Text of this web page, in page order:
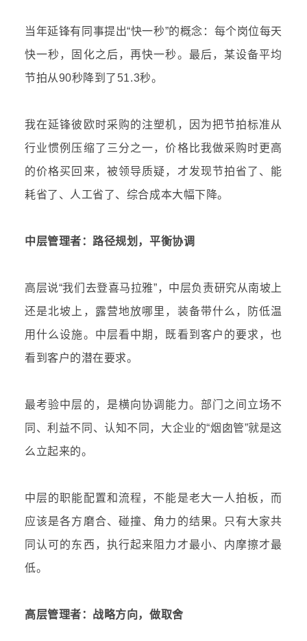
当年延锋有同事提出“快一秒”的概念：每个岗位每天
快一秒，固化之后，再快一秒。最后，某设备平均
节拍从90秒降到了51.3秒。
我在延锋彼欧时采购的注塑机，因为把节拍标准从
行业惯例压缩了三分之一，价格比我做采购时更高
的价格买回来，被领导质疑，才发现节拍省了、能
耗省了、人工省了、综合成本大幅下降。
中层管理者：路径规划，平衡协调
高层说“我们去登喜马拉雅”，中层负责研究从南坡上
还是北坡上，露营地放哪里，装备带什么，防低温
用什么设施。中层看中期，既看到客户的要求，也
看到客户的潜在要求。
最考验中层的，是横向协调能力。部门之间立场不
同、利益不同、认知不同，大企业的“烟囱管”就是这
么立起来的。
中层的职能配置和流程，不能是老大一人拍板，而
应该是各方磨合、碰撞、角力的结果。只有大家共
同认可的东西，执行起来阻力才最小、内摩擦才最
低。
高层管理者：战略方向，做取舍